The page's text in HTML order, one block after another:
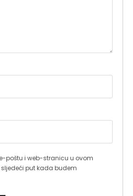
poštu i web-stranicu u ovom
put kada budem